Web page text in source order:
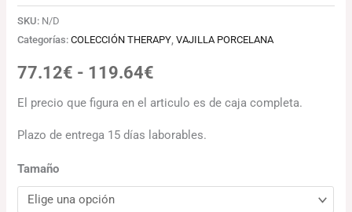
SKU: N/D
Categorías:COLECCIÓN THERAPY ,VAJILLA PORCELANA
77.12€ - 119.64€
El precio que figura en el articulo es de caja completa.
Plazo de entrega 15 días laborables.
Tamaño